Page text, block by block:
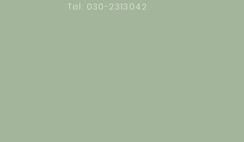
Tel: 030-2313042